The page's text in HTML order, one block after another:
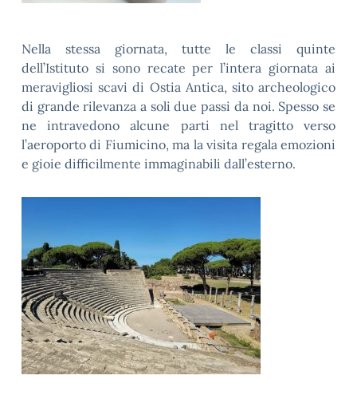
Nella stessa giornata, tutte le classi quinte
dell’Istituto si sono recate per l’intera giornata ai
meravigliosi scavi di Ostia Antica, sito archeologico
di grande rilevanza a soli due passi da noi. Spesso se
ne intravedono alcune parti nel tragitto verso
l’aeroporto di Fiumicino, ma la visita regala emozioni
e gioie difficilmente immaginabili dall’esterno.